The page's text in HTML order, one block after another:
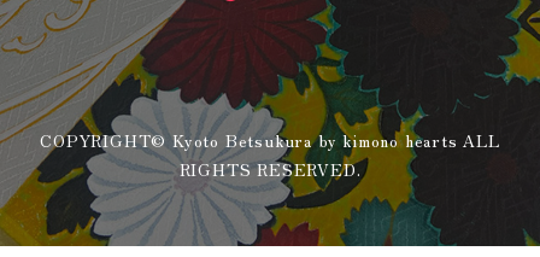
COPYRIGHT© Kyoto Betsukura by kimono hearts ALL
RIGHTS RESERVED.